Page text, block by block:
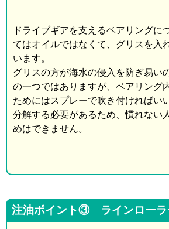
ドライブギアを支えるベアリングに
てはオイルではなくて、グリスを入
います。
グリスの方が海水の侵入を防ぎ易い
の一つではありますが、ベアリング
ためにはスプレーで吹き付ければい
分解する必要があるため、慣れない
めはできません。
注油ポイント③ ラインローラ